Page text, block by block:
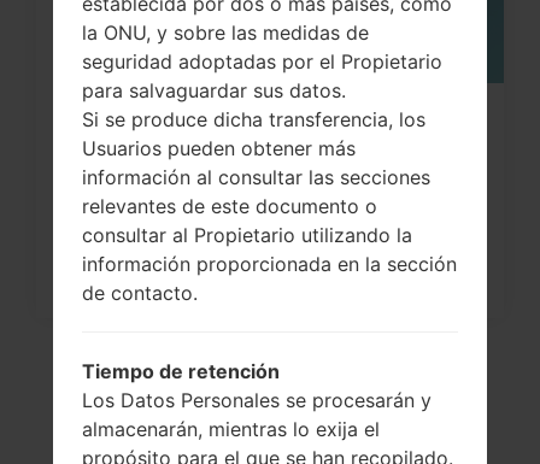
¿Cómo restablecer datos de fábrica
a través del menú...
la ONU, y sobre las medidas de
seguridad adoptadas por el Propietario
para salvaguardar sus datos.
Si se produce dicha transferencia, los
Usuarios pueden obtener más
información al consultar las secciones
relevantes de este documento o
consultar al Propietario utilizando la
información proporcionada en la sección
de contacto.
Tiempo de retención
Los Datos Personales se procesarán y
almacenarán, mientras lo exija el
propósito para el que se han recopilado.